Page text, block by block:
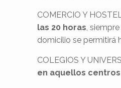
COMERCIO Y
las 20 horas,
domicilio se permitirá
COLEGIOS Y
en aquellos